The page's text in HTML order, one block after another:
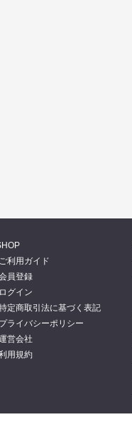
利用ガイド
員登録
グイン
定商取引法に基づく表記
ライバシーポリシー
営会社
用規約